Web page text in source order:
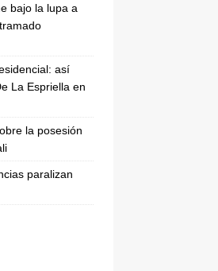
bajo la lupa a
así
La Espriella en
la posesión
paralizan